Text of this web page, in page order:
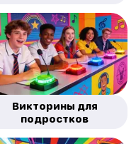
Викторины для
подростков